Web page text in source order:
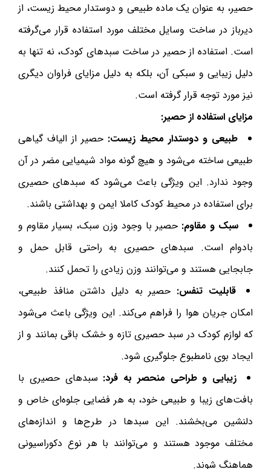
حصیر، به عنوان یک ماده طبیعی و دوستدار محیط زیست، از
دیرباز در ساخت وسایل مختلف مورد استفاده قرار می‌گرفته
است. استفاده از حصیر در ساخت سبدهای کودک، نه تنها به
دلیل زیبایی و سبکی آن، بلکه به دلیل مزایای فراوان دیگری
نیز مورد توجه قرار گرفته است.
مزایای استفاده از حصیر:
طبیعی و دوستدار محیط زیست: حصیر از الیاف گیاهی
طبیعی ساخته می‌شود و هیچ گونه مواد شیمیایی مضر در آن
وجود ندارد. این ویژگی باعث می‌شود که سبدهای حصیری
برای استفاده در محیط کودک کاملا ایمن و بهداشتی باشند.
سبک و مقاوم: حصیر با وجود وزن سبک، بسیار مقاوم و
بادوام است. سبدهای حصیری به راحتی قابل حمل و
جابجایی هستند و می‌توانند وزن زیادی را تحمل کنند.
قابلیت تنفس: حصیر به دلیل داشتن منافذ طبیعی،
امکان جریان هوا را فراهم می‌کند. این ویژگی باعث می‌شود
که لوازم کودک در سبد حصیری تازه و خشک باقی بمانند و از
ایجاد بوی نامطبوع جلوگیری شود.
زیبایی و طراحی منحصر به فرد: سبدهای حصیری با
بافت‌های زیبا و طبیعی خود، به هر فضایی جلوه‌ای خاص و
دلنشین می‌بخشند. این سبدها در طرح‌ها و اندازه‌های
مختلف موجود هستند و می‌توانند با هر نوع دکوراسیونی
هماهنگ شوند.